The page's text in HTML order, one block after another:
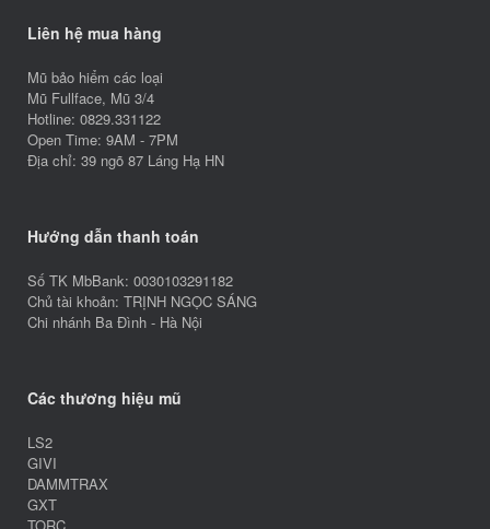
Liên hệ mua hàng
Mũ bảo hiểm các loại
Mũ Fullface, Mũ 3/4
Hotline: 0829.331122
Open Time: 9AM - 7PM
Địa chỉ: 39 ngõ 87 Láng Hạ HN
Hướng dẫn thanh toán
Số TK MbBank: 0030103291182
Chủ tài khoản: TRỊNH NGỌC SÁNG
Chi nhánh Ba Đình - Hà Nội
Các thương hiệu mũ
LS2
GIVI
DAMMTRAX
GXT